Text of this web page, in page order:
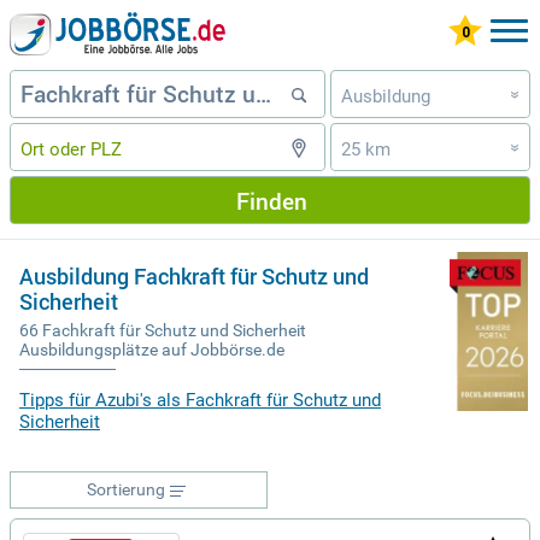
Ausbildung »
25 km »
Finden
Ausbildung Fachkraft für Schutz und
Sicherheit
66 Fachkraft für Schutz und Sicherheit
Ausbildungsplätze auf Jobbörse.de
Tipps für Azubi's als Fachkraft für Schutz und
Sicherheit
Sortierung